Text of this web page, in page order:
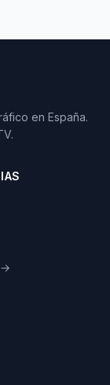
en España.
→